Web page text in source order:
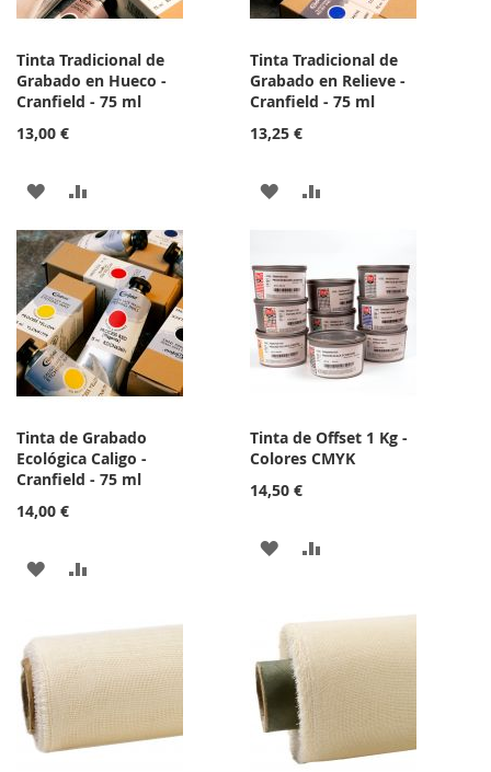
Tinta Tradicional de
Grabado en Hueco -
Cranfield - 75 ml
13,00 €
AÑADIR
A
LA
LISTA
DE
DESEOS
PARA
COMPARAR
Tinta Tradicional de
Grabado en Relieve -
Cranfield - 75 ml
13,25 €
AÑADIR
LA
LISTA
DE
DESEOS
COMPARAR
Tinta de Grabado
Ecológica Caligo -
Cranfield - 75 ml
14,00 €
AÑADIR
LISTA
DE
DESEOS
Tinta de Offset 1 Kg -
Colores CMYK
14,50 €
AÑADIR
LA
LISTA
DE
DESEOS
COMPARAR